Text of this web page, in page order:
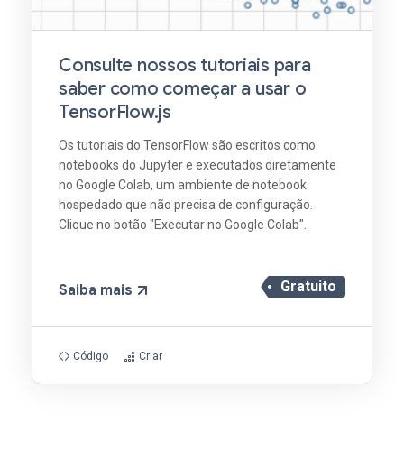
Consulte nossos tutoriais para
saber como começar a usar o
TensorFlow.js
Os tutoriais do TensorFlow são escritos como
notebooks do Jupyter e executados diretamente
no Google Colab, um ambiente de notebook
hospedado que não precisa de configuração.
Clique no botão "Executar no Google Colab".
Gratuito
Saiba mais
Código Criar